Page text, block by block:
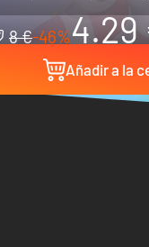
8 €-46%4.29
Añadir a la